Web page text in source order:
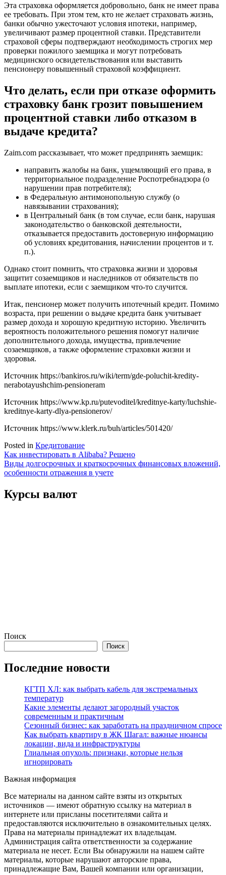
Эта страховка оформляется добровольно, банк не имеет права
ее требовать. При этом тем, кто не желает страховать жизнь,
банки обычно ужесточают условия ипотеки, например,
увеличивают размер процентной ставки. Представители
страховой сферы подтверждают необходимость строгих мер
проверки пожилого заемщика и могут потребовать
медицинского освидетельствования или выставить
пенсионеру повышенный страховой коэффициент.
Что делать, если при отказе оформить
страховку банк грозит повышением
процентной ставки либо отказом в
выдаче кредита?
Zaim.com рассказывает, что может предпринять заемщик:
направить жалобы на банк, ущемляющий его права, в
территориальное подразделение Роспотребнадзора (о
нарушении прав потребителя);
в Федеральную антимонопольную службу (о
навязывании страхования);
в Центральный банк (в том случае, если банк, нарушая
законодательство о банковской деятельности,
отказывается предоставить достоверную информацию
об условиях кредитования, начислении процентов и т.
п.).
Однако стоит помнить, что страховка жизни и здоровья
защитит созаемщиков и наследников от обязательств по
выплате ипотеки, если с заемщиком что-то случится.
Итак, пенсионер может получить ипотечный кредит. Помимо
возраста, при решении о выдаче кредита банк учитывает
размер дохода и хорошую кредитную историю. Увеличить
вероятность положительного решения помогут наличие
дополнительного дохода, имущества, привлечение
созаемщиков, а также оформление страховки жизни и
здоровья.
Источник https://bankiros.ru/wiki/term/gde-poluchit-kredity-
nerabotayushchim-pensioneram
Источник https://www.kp.ru/putevoditel/kreditnye-karty/luchshie-
kreditnye-karty-dlya-pensionerov/
Источник https://www.klerk.ru/buh/articles/501420/
Posted in Кредитование
Навигация
по
Как инвестировать в Alibaba? Решено
Виды долгосрочных и краткосрочных финансовых вложений,
особенности отражения в учете
Курсы валют
Поиск
Поиск
Последние новости
КГТП ХЛ: как выбрать кабель для экстремальных
температур
Какие элементы делают загородный участок
современным и практичным
Сезонный бизнес: как заработать на праздничном спросе
Как выбрать квартиру в ЖК Шагал: важные нюансы
локации, вида и инфраструктуры
Глиальная опухоль: признаки, которые нельзя
игнорировать
Важная информация
Все материалы на данном сайте взяты из открытых
источников — имеют обратную ссылку на материал в
интернете или присланы посетителями сайта и
предоставляются исключительно в ознакомительных целях.
Права на материалы принадлежат их владельцам.
Администрация сайта ответственности за содержание
материала не несет. Если Вы обнаружили на нашем сайте
материалы, которые нарушают авторские права,
принадлежащие Вам, Вашей компании или организации,